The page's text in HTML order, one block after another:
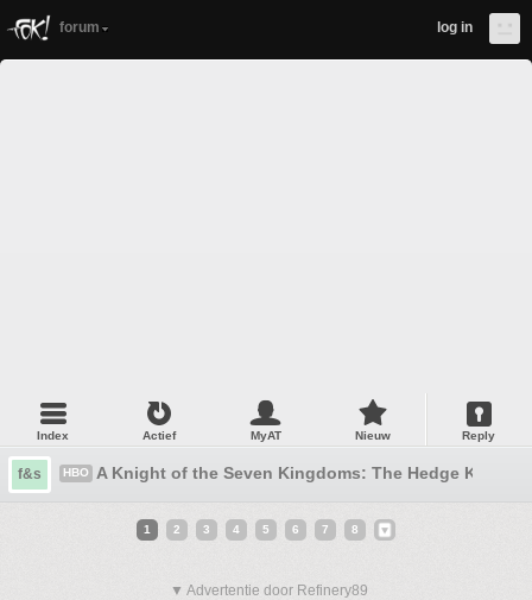
forum log in
Index Actief MyAT Nieuw Reply
f&s HBO A Knight of the Seven Kingdoms: The Hedge Knight
1 2 3 4 5 6 7 8
▼ Advertentie door Refinery89